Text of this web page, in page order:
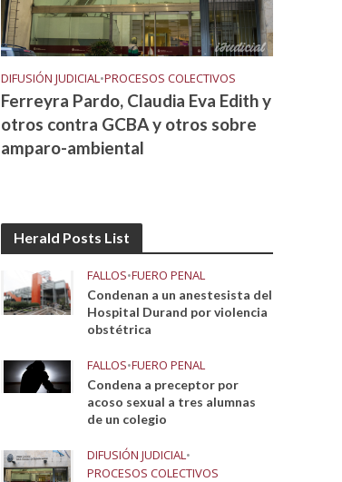
DIFUSIÓN JUDICIAL•PROCESOS COLECTIVOS
Ferreyra Pardo, Claudia Eva Edith y
otros contra GCBA y otros sobre
amparo-ambiental
Herald Posts List
FALLOS•FUERO PENAL
Condenan a un anestesista del
Hospital Durand por violencia
obstétrica
FALLOS•FUERO PENAL
Condena a preceptor por
acoso sexual a tres alumnas
de un colegio
DIFUSIÓN JUDICIAL•
PROCESOS COLECTIVOS